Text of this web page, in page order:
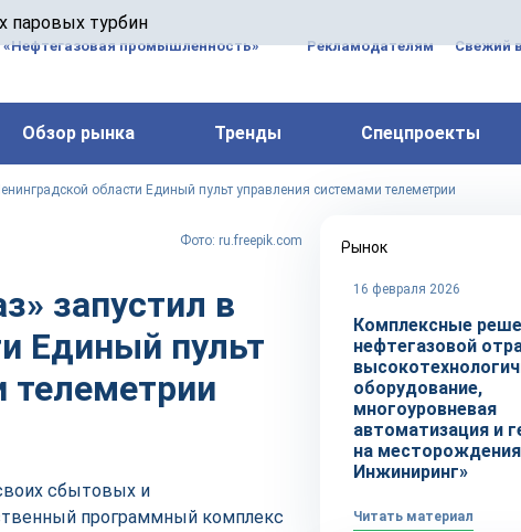
паровых турбин
и паровых турбин, комплексным ремонтом,
и компрессоров, которые работают на нефтегазовых,
промышленность» Рекламодателям Свежий
Обзор рынка Тренды Спецпроекты
области Единый пульт управления системами телеметрии
Фото: ru.freepik.com
запустил в
Единый пульт
телеметрии
сбытовых и
программный комплекс
Рынок
16 февраля 2026
Комплексные
нефтегазовой
оборудование,
многоуровневая
автоматизация и
на
Инжиниринг»
Читать материал